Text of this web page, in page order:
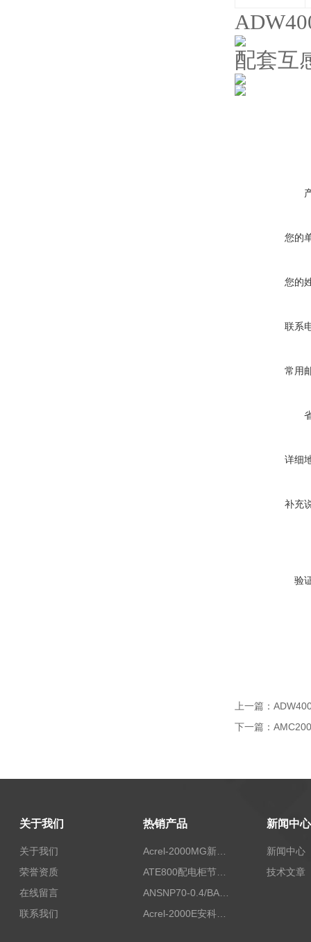
配套互
您的
您的
联系
常用
详细
补充
验
上一篇：
下一篇：
关于我们
关于我们
荣誉资质
在线留言
联系我们
热销产品
Acrel-2000MG新能源消纳安科瑞微电网能量管理系统
ATE800配电柜节点无线测温/表带捆绑/无源感应取电
ANSNP70-0.4/BANSNP中线安防保护器 治理三相不平衡
Acrel-2000E安科瑞Acrel配电室综合监控系统
新闻中心
新闻中心
技术文章